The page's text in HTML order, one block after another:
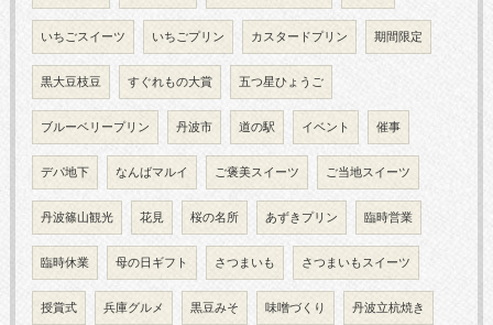
いちごスイーツ いちごプリン カスタードプリン 期間限定
黒大豆枝豆 すぐれもの大賞 五つ星ひょうご
ブルーベリープリン 丹波市 道の駅 イベント 催事
デパ地下 なんばマルイ ご褒美スイーツ ご当地スイーツ
丹波篠山観光 花見 桜の名所 あずきプリン 臨時営業
臨時休業 母の日ギフト さつまいも さつまいもスイーツ
授賞式 兵庫グルメ 黒豆みそ 味噌づくり 丹波立杭焼き